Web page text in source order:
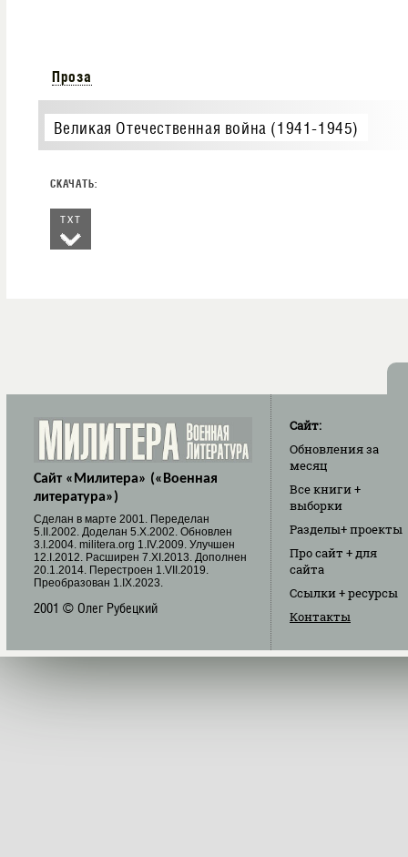
Проза
Великая Отечественная война (1941-1945)
TXT
Сайт «Милитера» («Военная
литература»)
Cделан в марте 2001. Переделан
5.II.2002. Доделан 5.X.2002. Обновлен
3.I.2004. militera.org 1.IV.2009. Улучшен
12.I.2012. Расширен 7.XI.2013. Дополнен
20.1.2014. Перестроен 1.VII.2019.
Преобразован 1.IX.2023.
2001 © Олег Рубецкий
Сайт:
Обновленияза
месяц
Все книги+
выборки
Разделы+ проекты
Про сайт + для
сайта
Ссылки+ ресурсы
Контакты